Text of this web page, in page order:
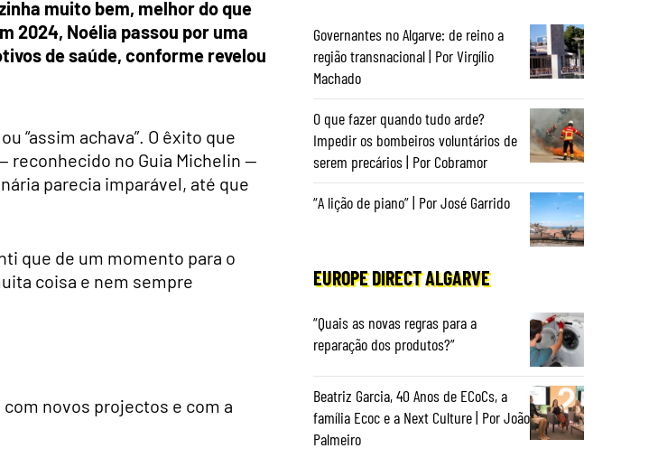
muito bem, melhor do que
2024, Noélia passou por uma
de saúde, conforme revelou
“assim achava”. O êxito que
reconhecido no Guia Michelin —
parecia imparável, até que
que de um momento para o
coisa e nem sempre
novos projectos e com a
Governantes no Algarve: de reino a
região transnacional | Por Virgílio
Machado
O que fazer quando tudo arde?
Impedir os bombeiros voluntários de
serem precários | Por Cobramor
“A lição de piano” | Por José Garrido
EUROPE DIRECT ALGARVE
“Quais as novas regras para a
reparação dos produtos?”
Beatriz Garcia, 40 Anos de ECoCs, a
família Ecoc e a Next Culture | Por João
Palmeiro